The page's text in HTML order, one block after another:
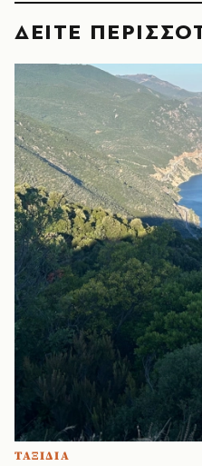
ΔΕΙΤΕ
ΤΑΞΙΔΙΑ